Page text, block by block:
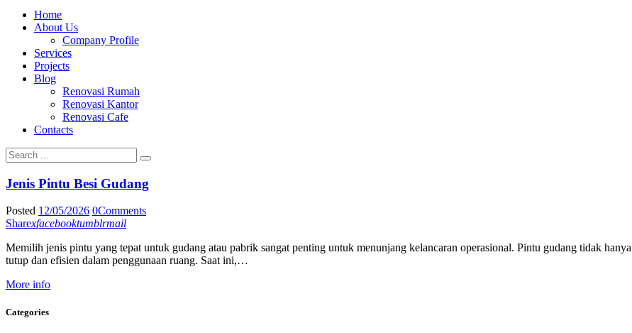
Home
About Us
Company Profile
Services
Projects
Blog
Renovasi Rumah
Renovasi Kantor
Renovasi Cafe
Contacts
Jenis Pintu Besi Gudang
Posted 12/05/2026 0Comments
Sharexfacebooktumblrmail
Memilih jenis pintu yang tepat untuk gudang atau pabrik sangat penting untuk menunjang kelancaran operasional. Pintu gudang tidak
tutup dan efisien dalam penggunaan ruang. Saat ini,…
More info
Categories